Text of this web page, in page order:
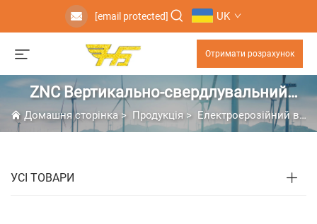
[email protected] UK
Отримати розрахунок
ZNC Вертикально-свердлувальний
електроерозійний верстат
Домашня сторінка> Продукція> Електроерозійний верстат з виготовленням форм
УСІ ТОВАРИ